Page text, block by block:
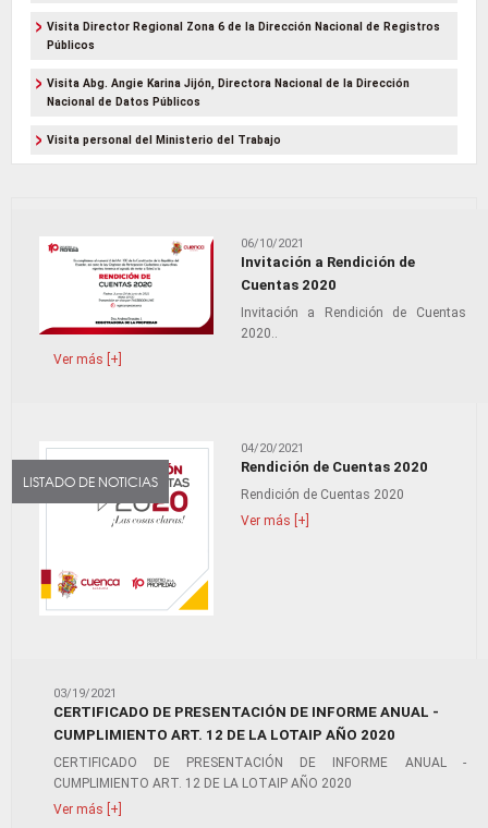
Visita Director Regional Zona 6 de la Dirección Nacional de Registros
Públicos
Visita Abg. Angie Karina Jijón, Directora Nacional de la Dirección
Nacional de Datos Públicos
Visita personal del Ministerio del Trabajo
LISTADO DE NOTICIAS
06/10/2021
Invitación a Rendición de
Cuentas 2020
Invitación a Rendición de Cuentas
2020..
Ver más [+]
04/20/2021
Rendición de Cuentas 2020
Rendición de Cuentas 2020
Ver más [+]
03/19/2021
CERTIFICADO DE PRESENTACIÓN DE INFORME ANUAL -
CUMPLIMIENTO ART. 12 DE LA LOTAIP AÑO 2020
CERTIFICADO DE PRESENTACIÓN DE INFORME ANUAL -
CUMPLIMIENTO ART. 12 DE LA LOTAIP AÑO 2020
Ver más [+]